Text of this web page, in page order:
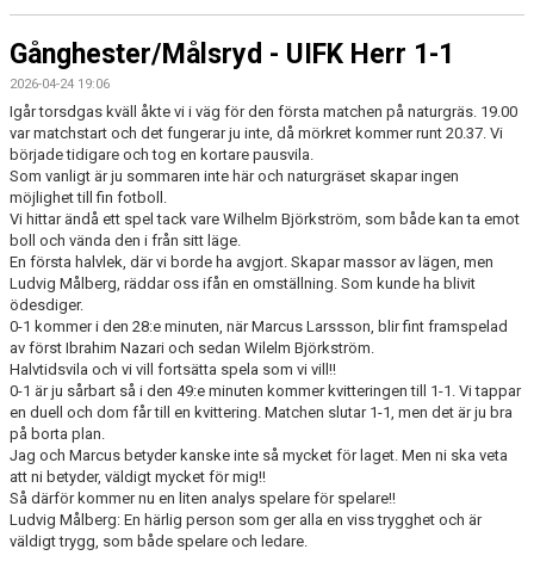
Gånghester/Målsryd - UIFK Herr 1-1
2026-04-24 19:06
Igår torsdgas kväll åkte vi i väg för den första matchen på naturgräs. 19.00
var matchstart och det fungerar ju inte, då mörkret kommer runt 20.37. Vi
började tidigare och tog en kortare pausvila.
Som vanligt är ju sommaren inte här och naturgräset skapar ingen
möjlighet till fin fotboll.
Vi hittar ändå ett spel tack vare Wilhelm Björkström, som både kan ta emot
boll och vända den i från sitt läge.
En första halvlek, där vi borde ha avgjort. Skapar massor av lägen, men
Ludvig Målberg, räddar oss ifån en omställning. Som kunde ha blivit
ödesdiger.
0-1 kommer i den 28:e minuten, när Marcus Larssson, blir fint framspelad
av först Ibrahim Nazari och sedan Wilelm Björkström.
Halvtidsvila och vi vill fortsätta spela som vi vill!!
0-1 är ju sårbart så i den 49:e minuten kommer kvitteringen till 1-1. Vi tappar
en duell och dom får till en kvittering. Matchen slutar 1-1, men det är ju bra
på borta plan.
Jag och Marcus betyder kanske inte så mycket för laget. Men ni ska veta
att ni betyder, väldigt mycket för mig!!
Så därför kommer nu en liten analys spelare för spelare!!
Ludvig Målberg: En härlig person som ger alla en viss trygghet och är
väldigt trygg, som både spelare och ledare.